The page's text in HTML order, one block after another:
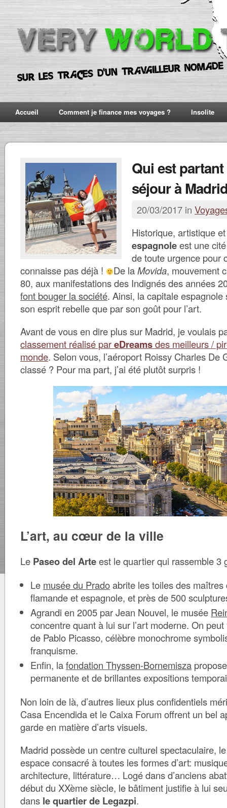
Accueil Comment je finance mes voyages ? Insolite
Qui est
séjour à
20/03/2017 in
Historique, artistique
espagnoleest une
de toute urgence pour
connaisse pas déjà !
De laMovida, mouvement
80, aux manifestations des Indignés des années
font bouger la société. Ainsi, la capitale
son esprit rebelle que par son goût pour l’art.
Avant de vous en dire plus sur Madrid, je voulais
classement réalisé pareDreamsdes meilleurs /
monde. Selon vous, l’aéroport Roissy Charles De
classé ? Pour ma part, j’ai été plutôt surpris !
L’art, au cœur de la ville
Le Paseo del Arteest le quartier qui rassemble 3
Le musée du Pradoabrite les toiles des maîtres
flamande et espagnole, et près de 500
Agrandi en 2005 par Jean Nouvel, le musée
concentre quant à lui sur l’art moderne. On
de Pablo Picasso, célèbre monochrome
franquisme.
Enfin, lafondation Thyssen-Bornemisza
permanente et de brillantes expositions
Non loin de là, d’autres lieux plus confidentiels
Casa Encendida et le Caixa Forum offrent un bel
garde en matière d’arts visuels.
Madrid possède un centre culturel spectaculaire, le
espace consacré à toutes les formes d’art:
architecture, littérature… Logé dans d’anciens
début du XXème siècle, le bâtiment justifie à lui
dans le quartier de Legazpi.